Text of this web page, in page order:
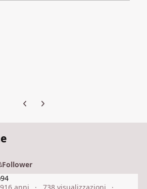
Previous carousel slide
Next carousel slide
Follower